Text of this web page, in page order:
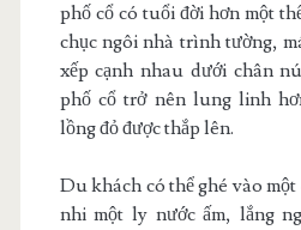
phố cổ có tuổi đời hơn một
chục ngôi nhà trình tường,
xếp cạnh nhau dưới chân
phố cổ trở nên lung linh
lồng đỏ được thắp lên.
Du khách có thể ghé vào
nhi một ly nước ấm, lắng